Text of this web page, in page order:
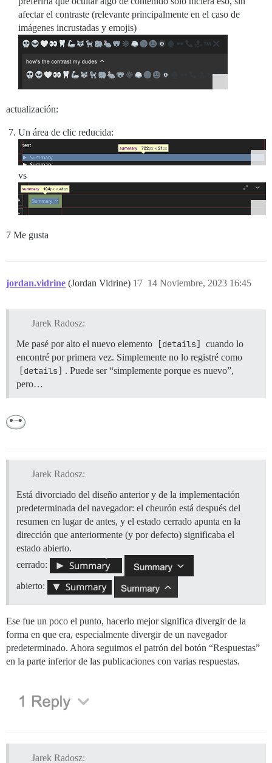
afectar el contraste (relevante principalmente en el caso de
imágenes incrustadas y emojis)
actualización:
Un área de clic reducida:
vs
7 Me gusta
jordan.vidrine (Jordan Vidrine) 14 Noviembre, 2023 16:45
17
Jarek Radosz:
Me pasé por alto el nuevo elemento
[details]
cuando lo
encontré por primera vez. Simplemente no lo registré como
[details] . Puede ser “simplemente porque es nuevo”,
pero…
Jarek Radosz:
Está divorciado del diseño anterior y de la implementación
predeterminada del navegador: el cheurón está después del
resumen en lugar de antes, y el estado cerrado apunta en la
dirección que anteriormente (y por defecto) significaba el
estado abierto.
cerrado:
abierto:
Ese fue un poco el punto, hacerlo mejor significa divergir de la
forma en que era, especialmente divergir de un navegador
predeterminado. Ahora seguimos el patrón del botón “Respuestas”
en la parte inferior de las publicaciones con varias respuestas.
Jarek Radosz: